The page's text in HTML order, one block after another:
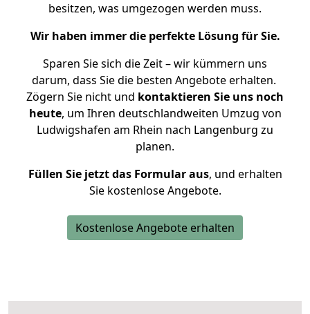
besitzen, was umgezogen werden muss.
Wir haben immer die perfekte Lösung für Sie.
Sparen Sie sich die Zeit – wir kümmern uns
darum, dass Sie die besten Angebote erhalten.
Zögern Sie nicht und kontaktieren Sie uns noch
heute, um Ihren deutschlandweiten Umzug von
Ludwigshafen am Rhein nach Langenburg zu
planen.
Füllen Sie jetzt das Formular aus, und erhalten
Sie kostenlose Angebote.
Kostenlose Angebote erhalten